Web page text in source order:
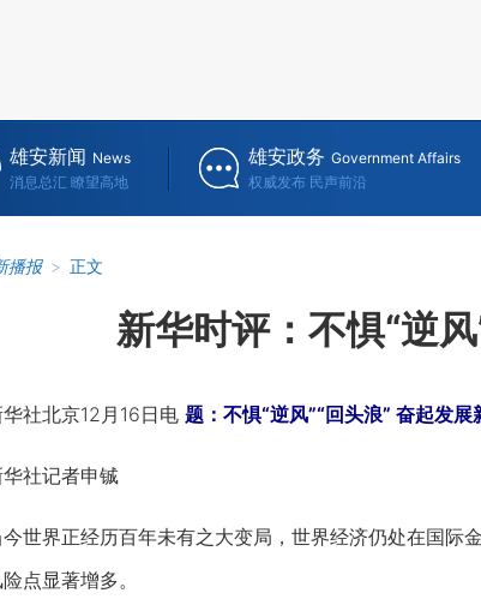
雄安新闻 News
消息总汇 瞭望高地
雄安政务 Government Affairs
权威发布 民声前沿
播报 > 正文
新华时评：不惧“逆
北京12月16日电 题：不惧“逆风”“回头浪” 奋起发展
记者申铖
界正经历百年未有之大变局，世界经济仍处在国际金
点显著增多。